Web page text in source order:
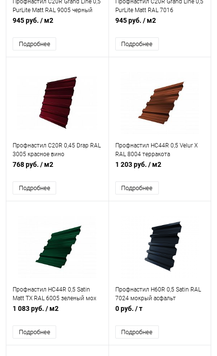
Профнастил С20R Grand Line 0,5
PurLite Matt RAL 9005 черный
945 руб. / м2
Подробнее
Профнастил С20R Grand Line 0,5
PurLite Matt RAL 7016
антрацитово-серый
945 руб. / м2
Подробнее
Профнастил С20R 0,45 Drap RAL
3005 красное вино
768 руб. / м2
Подробнее
Профнастил НС44R 0,5 Velur X
RAL 8004 терракота
1 203 руб. / м2
Подробнее
Профнастил НС44R 0,5 Satin
Matt TX RAL 6005 зеленый мох
1 083 руб. / м2
Подробнее
Профнастил Н60R 0,5 Satin RAL
7024 мокрый асфальт
0 руб. / т
Подробнее